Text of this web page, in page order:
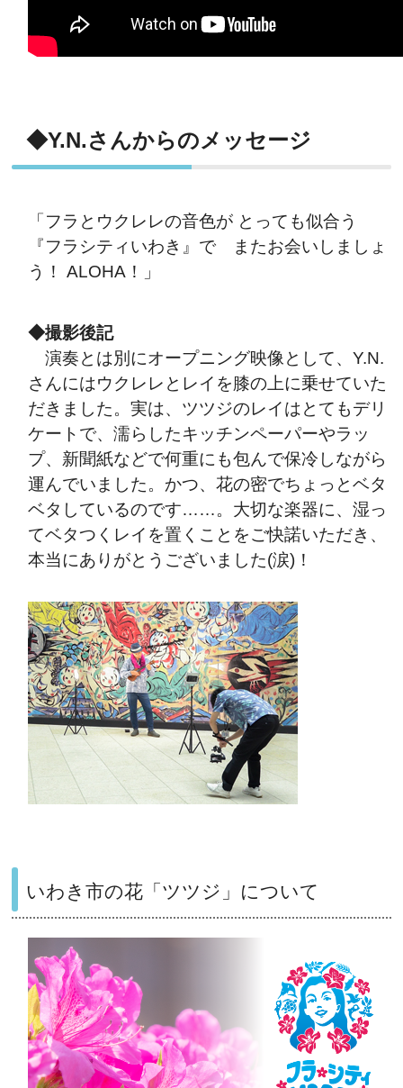
◆Y.N.さんからのメッセージ
「フラとウクレレの音色が とっても似合う
『フラシティいわき』で またお会いしましょ
う！ ALOHA！」
◆撮影後記
演奏とは別にオープニング映像として、Y.N.
さんにはウクレレとレイを膝の上に乗せていた
だきました。実は、ツツジのレイはとてもデリ
ケートで、濡らしたキッチンペーパーやラッ
プ、新聞紙などで何重にも包んで保冷しながら
運んでいました。かつ、花の密でちょっとベタ
ベタしているのです……。大切な楽器に、湿っ
てベタつくレイを置くことをご快諾いただき、
本当にありがとうございました(涙)！
いわき市の花「ツツジ」について